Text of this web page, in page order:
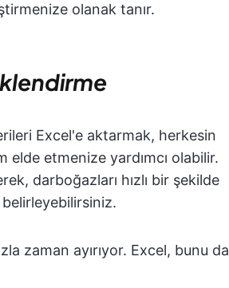
olanak tanır.
Excel'e aktarmak, herkesin
elde etmenize yardımcı olabilir.
darboğazları hızlı bir şekilde
zaman ayırıyor. Excel, bunu da